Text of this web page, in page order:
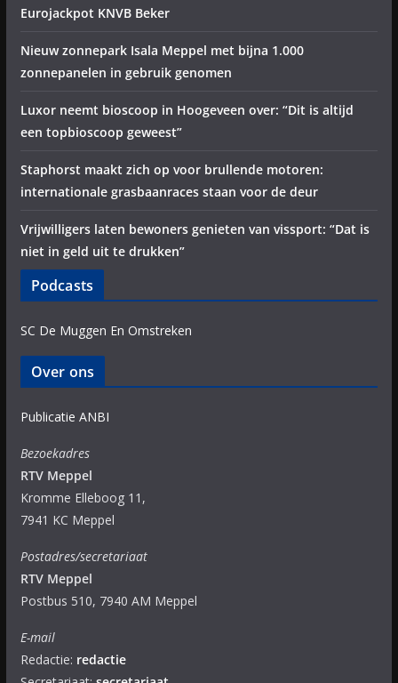
Eurojackpot KNVB Beker
Nieuw zonnepark Isala Meppel met bijna 1.000
zonnepanelen in gebruik genomen
Luxor neemt bioscoop in Hoogeveen over: “Dit is altijd
een topbioscoop geweest”
Staphorst maakt zich op voor brullende motoren:
internationale grasbaanraces staan voor de deur
Vrijwilligers laten bewoners genieten van vissport: “Dat is
niet in geld uit te drukken”
Podcasts
SC De Muggen En Omstreken
Over ons
Publicatie ANBI
Bezoekadres
RTV Meppel
Kromme Elleboog 11,
7941 KC Meppel
Postadres/secretariaat
RTV Meppel
Postbus 510, 7940 AM Meppel
E-mail
Redactie: redactie